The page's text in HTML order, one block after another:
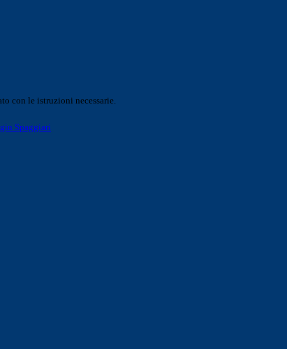
con le istruzioni necessarie.
Spaggiari